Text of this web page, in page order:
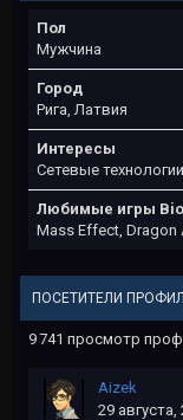
Пол
Мужчина
Город
Рига, Латвия
Интересы
Сетевые
Любимые игры
Mass Effect, Dragon
ПОСЕТИТЕЛИ
9 741 просмотр
Aizek
29 августа,